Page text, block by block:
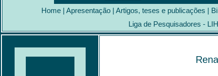
Home | Apresentação | Artigos, teses e publicações |
Liga de Pesquisadores -